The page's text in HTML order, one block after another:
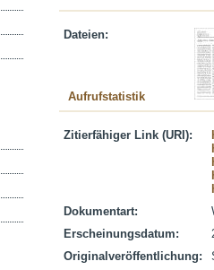
Dateien:
Aufrufstatistik
Zitierfähiger Link (URI):
Dokumentart:
Erscheinungsdatum:
Originalveröffentlichung: